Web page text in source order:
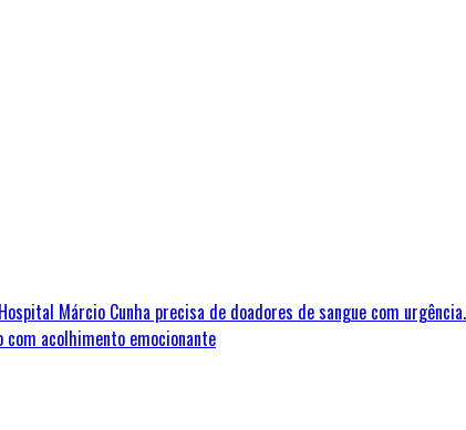
Hospital Márcio Cunha precisa de doadores de sangue com urgência.
com acolhimento emocionante